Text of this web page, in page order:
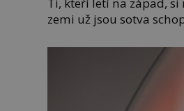
zemi už jsou sotva